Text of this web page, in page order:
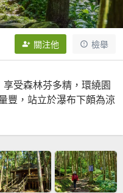
關注他 檢舉
受森林芬多精，環繞園
豐，站立於瀑布下頗為涼